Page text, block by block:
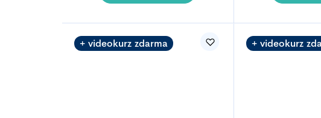
z
hvězdiček.
+ videokurz zdarma + videokurz